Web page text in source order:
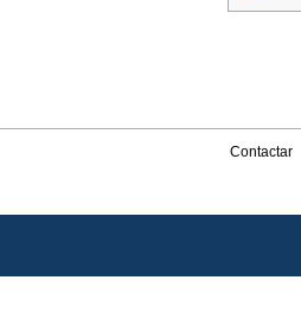
Contactar